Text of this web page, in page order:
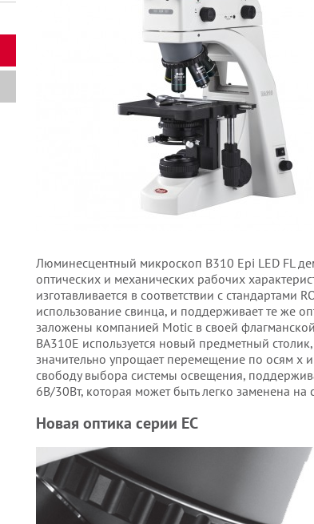
Люминесцентный микроскоп B310 Epi LED FL
оптических и механических рабочих
изготавливается в соответствии с стандартами
использование свинца, и поддерживает те же
заложены компанией Motic в своей
BA310E используется новый предметный
значительно упрощает перемещение по осям x
свободу выбора системы освещения,
6В/30Вт, которая может быть легко заменена
Новая оптика серии EC